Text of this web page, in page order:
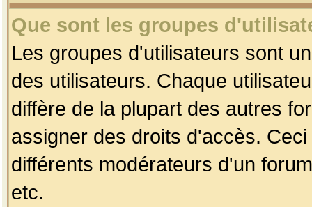
Que sont les groupes
Les groupes d'utilisateurs sont
des utilisateurs. Chaque
diffère de la plupart des autres
assigner des droits d'accès.
différents modérateurs d'un
etc.